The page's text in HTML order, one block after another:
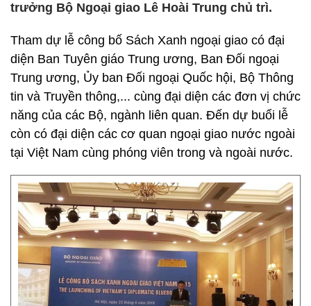
trưởng Bộ Ngoại giao Lê Hoài Trung chủ trì.
Tham dự lễ công bố Sách Xanh ngoại giao có đại
diện Ban Tuyên giáo Trung ương, Ban Đối ngoại
Trung ương, Ủy ban Đối ngoại Quốc hội, Bộ Thông
tin và Truyền thông,... cùng đại diện các đơn vị chức
năng của các Bộ, ngành liên quan. Đến dự buổi lễ
còn có đại diện các cơ quan ngoại giao nước ngoài
tại Việt Nam cùng phóng viên trong và ngoài nước.